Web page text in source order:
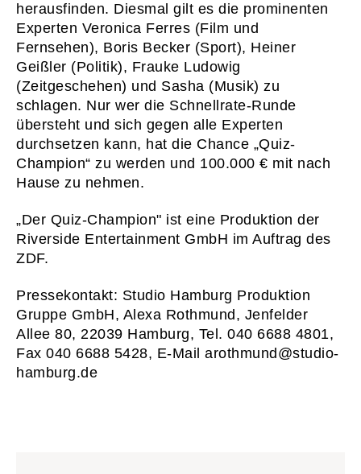
herausfinden. Diesmal gilt es die prominenten
Experten Veronica Ferres (Film und
Fernsehen), Boris Becker (Sport), Heiner
Geißler (Politik), Frauke Ludowig
(Zeitgeschehen) und Sasha (Musik) zu
schlagen. Nur wer die Schnellrate-Runde
übersteht und sich gegen alle Experten
durchsetzen kann, hat die Chance „Quiz-
Champion“ zu werden und 100.000 € mit nach
Hause zu nehmen.
„Der Quiz-Champion" ist eine Produktion der
Riverside Entertainment GmbH im Auftrag des
ZDF.
Pressekontakt: Studio Hamburg Produktion
Gruppe GmbH, Alexa Rothmund, Jenfelder
Allee 80, 22039 Hamburg, Tel. 040 6688 4801,
Fax 040 6688 5428, E-Mail arothmund@studio-
hamburg.de
01
04
06
Hinweise zum